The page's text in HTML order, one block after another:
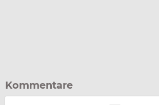
Kommentare